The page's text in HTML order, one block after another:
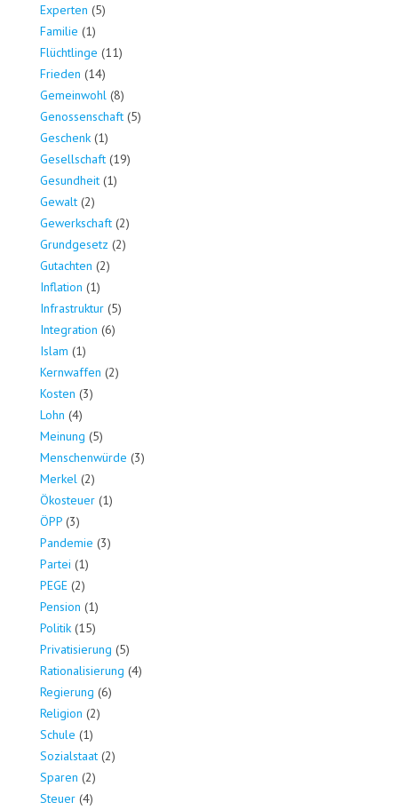
Experten (5)
Familie (1)
Flüchtlinge (11)
Frieden (14)
Gemeinwohl (8)
Genossenschaft (5)
Geschenk (1)
Gesellschaft (19)
Gesundheit (1)
Gewalt (2)
Gewerkschaft (2)
Grundgesetz (2)
Gutachten (2)
Inflation (1)
Infrastruktur (5)
Integration (6)
Islam (1)
Kernwaffen (2)
Kosten (3)
Lohn (4)
Meinung (5)
Menschenwürde (3)
Merkel (2)
Ökosteuer (1)
ÖPP (3)
Pandemie (3)
Partei (1)
PEGE (2)
Pension (1)
Politik (15)
Privatisierung (5)
Rationalisierung (4)
Regierung (6)
Religion (2)
Schule (1)
Sozialstaat (2)
Sparen (2)
Steuer (4)